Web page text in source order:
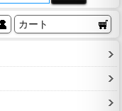
カート